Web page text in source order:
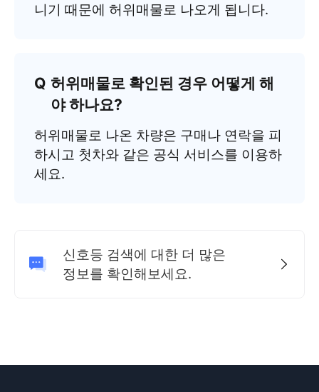
니기 때문에 허위매물로 나오게 됩니다.
허위매물로 확인된 경우 어떻게 해
야 하나요?
허위매물로 나온 차량은 구매나 연락을 피
하시고 첫차와 같은 공식 서비스를 이용하
세요.
신호등 검색에 대한 더 많은
정보를 확인해보세요.